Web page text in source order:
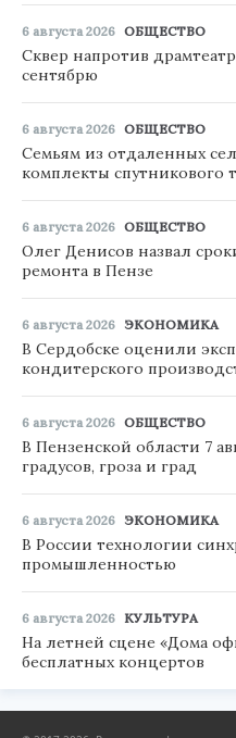
6 августа 2026 ОБЩЕСТВО
Сквер напротив
сентябрю
6 августа 2026 ОБЩЕСТВО
Семьям из отдаленных
комплекты спутникового
6 августа 2026 ОБЩЕСТВО
Олег Денисов назвал
ремонта в Пензе
6 августа 2026 ЭКОНОМИКА
В Сердобске оценили
кондитерского
6 августа 2026 ОБЩЕСТВО
В Пензенской области 7
градусов, гроза и град
6 августа 2026 ЭКОНОМИКА
В России технологии
промышленностью
6 августа 2026 КУЛЬТУРА
На летней сцене «Дома
бесплатных концертов